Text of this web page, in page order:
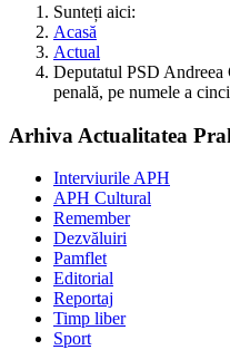
Sunteți aici:
Acasă
Actual
Deputatul PSD Andreea
penală, pe numele a
Arhiva Actualitatea
Interviurile APH
APH Cultural
Remember
Dezvăluiri
Pamflet
Editorial
Reportaj
Timp liber
Sport